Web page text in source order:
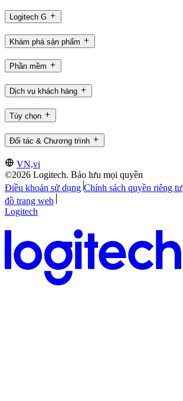
Logitech G
Khám phá sản phẩm
Phần mềm
Dịch vụ khách hàng
Tùy chọn
Đối tác & Chương trình
VN,vi
©2026 Logitech. Bảo lưu mọi quyền
Điều khoản sử dụng Chính sách quyền riêng tư
đồ trang web
Logitech